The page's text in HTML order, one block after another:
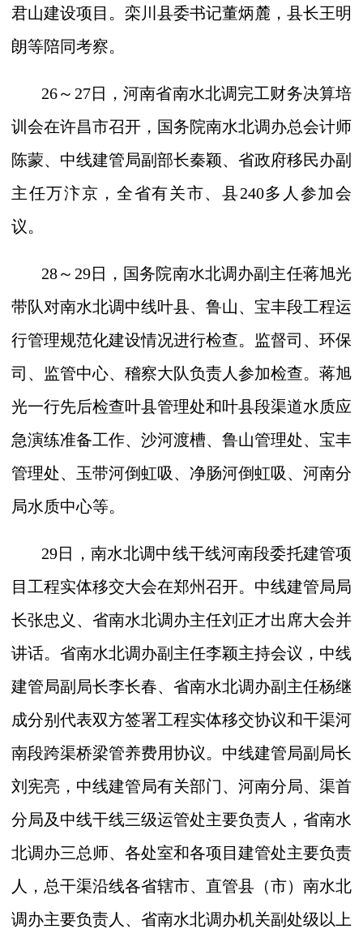
君山建设项目。栾川县委书记董炳麓，县长王明
朗等陪同考察。
26～ 27日，河南省南水北调完工财务决算培
训会在许昌市召开，国务院南水北调办总会计师
陈蒙、中线建管局副部长秦颖、省政府移民办副
主任万汴京，全省有关市、县240多人参加会
议。
28～ 29日，国务院南水北调办副主任蒋旭光
带队对南水北调中线叶县、鲁山、宝丰段工程运
行管理规范化建设情况进行检查。监督司、环保
司、监管中心、稽察大队负责人参加检查。蒋旭
光一行先后检查叶县管理处和叶县段渠道水质应
急演练准备工作、沙河渡槽、鲁山管理处、宝丰
管理处、玉带河倒虹吸、净肠河倒虹吸、河南分
局水质中心等。
29日，南水北调中线干线河南段委托建管项
目工程实体移交大会在郑州召开。中线建管局局
长张忠义、省南水北调办主任刘正才出席大会并
讲话。省南水北调办副主任李颖主持会议，中线
建管局副局长李长春、省南水北调办副主任杨继
成分别代表双方签署工程实体移交协议和干渠河
南段跨渠桥梁管养费用协议。中线建管局副局长
刘宪亮，中线建管局有关部门、河南分局、渠首
分局及中线干线三级运管处主要负责人，省南水
北调办三总师、各处室和各项目建管处主要负责
人，总干渠沿线各省辖市、直管县（市）南水北
调办主要负责人、省南水北调办机关副处级以上